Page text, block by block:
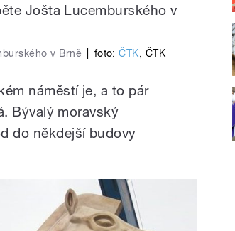
v Brně foto:ČTK, ČTK
náměstí je, a to pár
Bývalý moravský
do někdejší budovy